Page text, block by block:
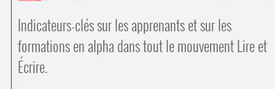
Indicateurs-clés sur les apprenants et sur les
formations en alpha dans tout le mouvement Lire et
Écrire.